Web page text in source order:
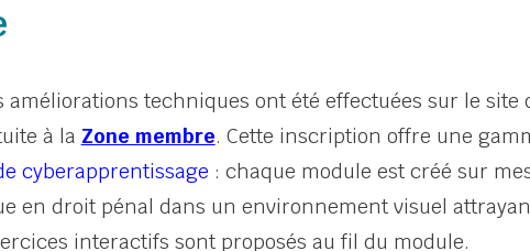
améliorations techniques ont été effectuées sur le
à la Zone membre. Cette inscription offre une
cyberapprentissage : chaque module est créé sur
en droit pénal dans un environnement visuel
interactifs sont proposés au fil du module.